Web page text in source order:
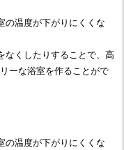
の温度が下がりにくくな
なくしたりすることで、高
ーな浴室を作ることがで
の温度が下がりにくくな